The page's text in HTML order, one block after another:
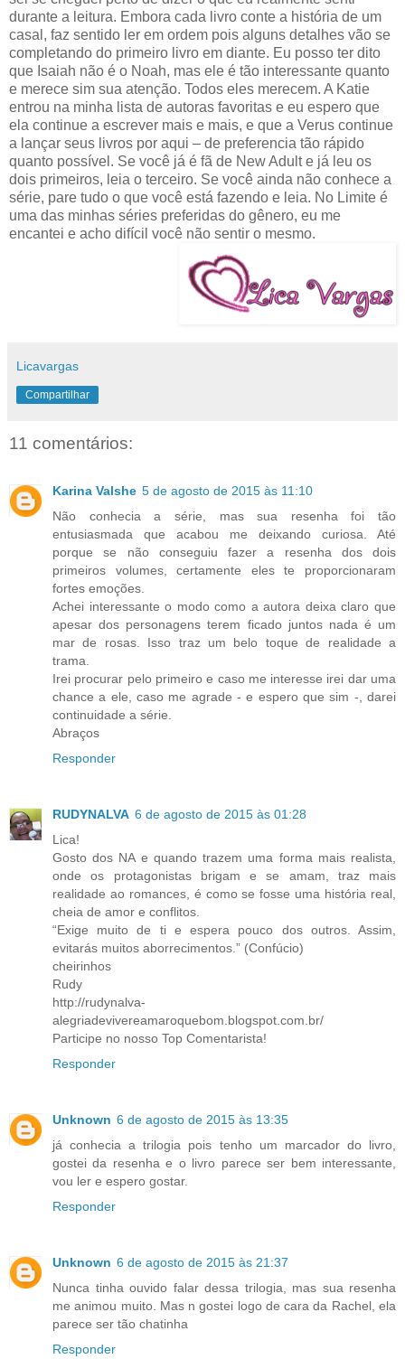
durante a leitura. Embora cada livro conte a história de um
casal, faz sentido ler em ordem pois alguns detalhes vão se
completando do primeiro livro em diante. Eu posso ter dito
que Isaiah não é o Noah, mas ele é tão interessante quanto
e merece sim sua atenção. Todos eles merecem. A Katie
entrou na minha lista de autoras favoritas e eu espero que
ela continue a escrever mais e mais, e que a Verus continue
a lançar seus livros por aqui – de preferencia tão rápido
quanto possível. Se você já é fã de New Adult e já leu os
dois primeiros, leia o terceiro. Se você ainda não conhece a
série, pare tudo o que você está fazendo e leia. No Limite é
uma das minhas séries preferidas do gênero, eu me
encantei e acho difícil você não sentir o mesmo.
Licavargas
Compartilhar
11 comentários:
Karina Valshe 5 de agosto de 2015 às 11:10
Não conhecia a série, mas sua resenha foi tão
entusiasmada que acabou me deixando curiosa. Até
porque se não conseguiu fazer a resenha dos dois
primeiros volumes, certamente eles te proporcionaram
fortes emoções.
Achei interessante o modo como a autora deixa claro que
apesar dos personagens terem ficado juntos nada é um
mar de rosas. Isso traz um belo toque de realidade a
trama.
Irei procurar pelo primeiro e caso me interesse irei dar uma
chance a ele, caso me agrade - e espero que sim -, darei
continuidade a série.
Abraços
Responder
RUDYNALVA 6 de agosto de 2015 às 01:28
Lica!
Gosto dos NA e quando trazem uma forma mais realista,
onde os protagonistas brigam e se amam, traz mais
realidade ao romances, é como se fosse uma história real,
cheia de amor e conflitos.
“Exige muito de ti e espera pouco dos outros. Assim,
evitarás muitos aborrecimentos.” (Confúcio)
cheirinhos
Rudy
http://rudynalva-
alegriadevivereamaroquebom.blogspot.com.br/
Participe no nosso Top Comentarista!
Responder
Unknown 6 de agosto de 2015 às 13:35
já conhecia a trilogia pois tenho um marcador do livro,
gostei da resenha e o livro parece ser bem interessante,
vou ler e espero gostar.
Responder
Unknown 6 de agosto de 2015 às 21:37
Nunca tinha ouvido falar dessa trilogia, mas sua resenha
me animou muito. Mas n gostei logo de cara da Rachel, ela
parece ser tão chatinha
Responder